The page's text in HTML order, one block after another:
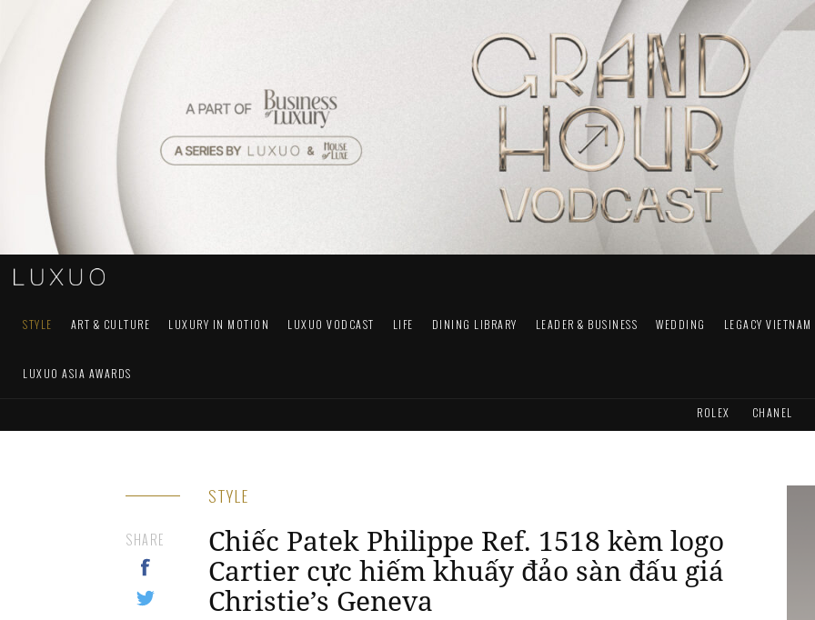
STYLE ART & CULTURE LUXURY IN MOTION LUXUO VODCAST LIFE DINING LIBRARY LEADER & BUSINESS WEDDING LEGACY VIETNAM
LUXUO ASIA AWARDS
ROLEX CHANEL
STYLE
Chiếc Patek Philippe Ref. 1518 kèm logo
Cartier cực hiếm khuấy đảo sàn đấu giá
Christie’s Geneva
SHARE